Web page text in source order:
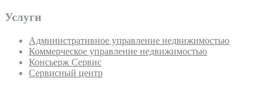
Услуги
Административное управление недвижимостью
Коммерческое управление недвижимостью
Консьерж Сервис
Сервисный центр